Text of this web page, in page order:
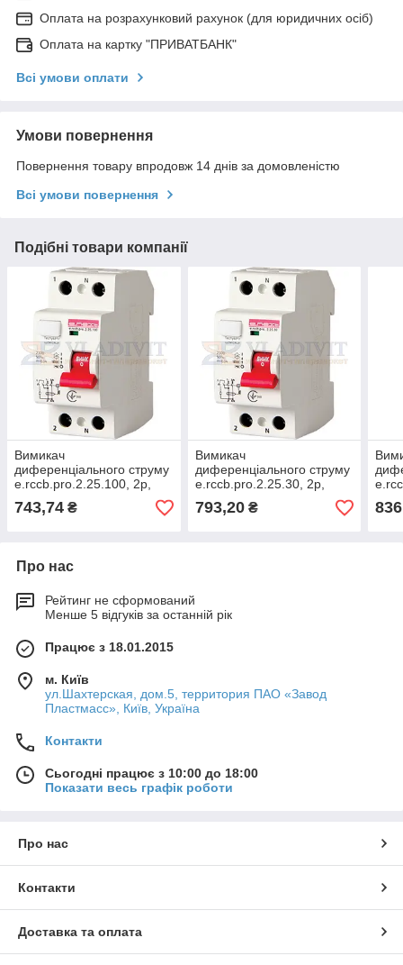
Оплата на розрахунковий рахунок (для юридичних осіб)
Оплата на картку "ПРИВАТБАНК"
Всі умови оплати
Умови повернення
Повернення товару впродовж 14 днів за домовленістю
Всі умови повернення
Подібні товари компанії
Вимикач
диференціального струму
e.rccb.pro.2.25.100, 2р,
25А, 100мА, E.NEXT
(p003008)
743,74 ₴
Вимикач
диференціального струму
e.rccb.pro.2.25.30, 2р,
25А, 30мА, E.NEXT
(p003004)
793,20₴
Про нас
Рейтинг не сформований
Менше 5 відгуків за останній рік
Працює з 18.01.2015
м. Київ
ул.Шахтерская, дом.5, территория ПАО «Завод
Пластмасс», Київ, Україна
Контакти
Сьогодні працює з 10:00 до 18:00
Показати весь графік роботи
Про нас
Контакти
Доставка та оплата